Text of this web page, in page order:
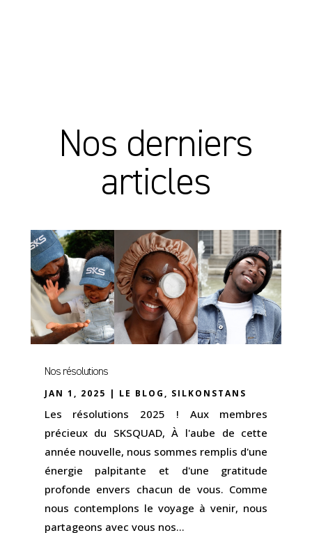
Nos derniers
articles
Nos résolutions
JAN 1, 2025 | LE BLOG, SILKONSTANS
Les résolutions 2025 ! Aux membres
précieux du SKSQUAD, À l'aube de cette
année nouvelle, nous sommes remplis d'une
énergie palpitante et d'une gratitude
profonde envers chacun de vous. Comme
nous contemplons le voyage à venir, nous
partageons avec vous nos...